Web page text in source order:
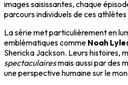
images saisissantes, chaque
parcours individuels de ces
La série met particulièrement en
emblématiques comme Noah
Shericka Jackson. Leurs histoires,
spectaculairesmais aussi par des
une perspective humaine sur le